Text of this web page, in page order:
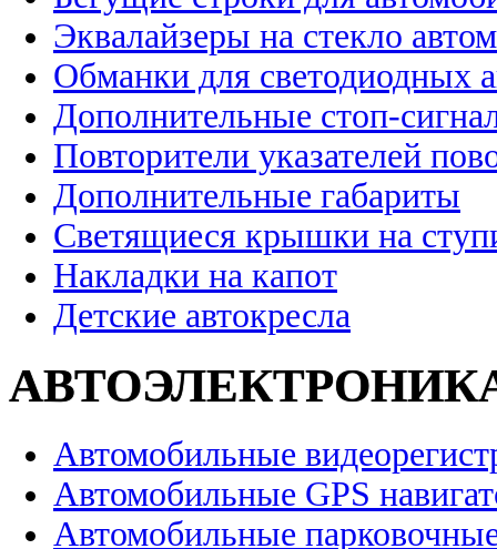
Эквалайзеры на стекло
Обманки для светодиодных
Дополнительные стоп-
Повторители указателей
Дополнительные габариты
Светящиеся крышки на
Накладки на капот
Детские автокресла
Автомобильные
Автомобильные GPS
Автомобильные